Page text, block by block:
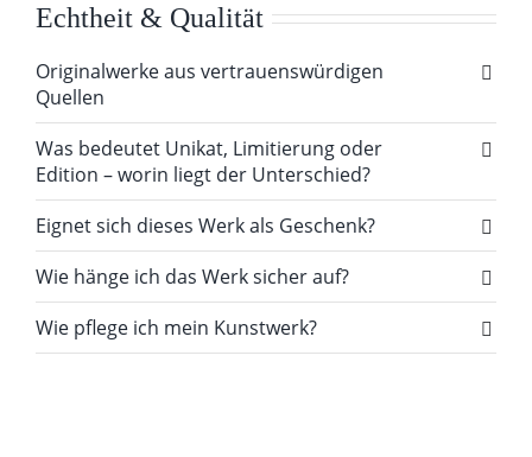
Echtheit & Qualität
Originalwerke aus vertrauenswürdigen
Quellen
Was bedeutet Unikat, Limitierung oder
Edition – worin liegt der Unterschied?
Eignet sich dieses Werk als Geschenk?
Wie hänge ich das Werk sicher auf?
Wie pflege ich mein Kunstwerk?